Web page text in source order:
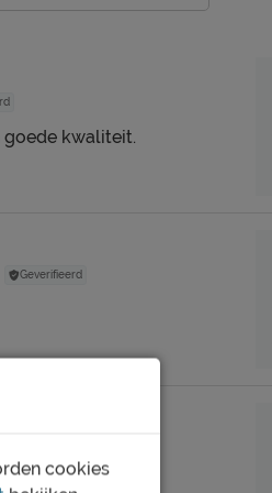
goede kwaliteit.
Geverifieerd
cookies